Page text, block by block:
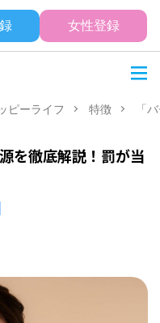
女性登録
ピーライフ 特徴 「
を徹底解説！罰が当